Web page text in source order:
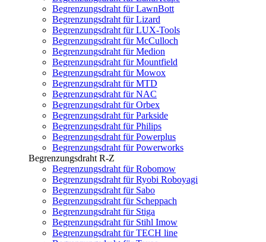
Begrenzungsdraht für LawnBott
Begrenzungsdraht für Lizard
Begrenzungsdraht für LUX-Tools
Begrenzungsdraht für McCulloch
Begrenzungsdraht für Medion
Begrenzungsdraht für Mountfield
Begrenzungsdraht für Mowox
Begrenzungsdraht für MTD
Begrenzungsdraht für NAC
Begrenzungsdraht für Orbex
Begrenzungsdraht für Parkside
Begrenzungsdraht für Philips
Begrenzungsdraht für Powerplus
Begrenzungsdraht für Powerworks
Begrenzungsdraht R-Z
Begrenzungsdraht für Robomow
Begrenzungsdraht für Ryobi Roboyagi
Begrenzungsdraht für Sabo
Begrenzungsdraht für Scheppach
Begrenzungsdraht für Stiga
Begrenzungsdraht für Stihl Imow
Begrenzungsdraht für TECH line